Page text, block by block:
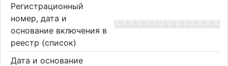
Регистрационный
номер, дата и
основание включения в
реестр (список)
Дата и основание